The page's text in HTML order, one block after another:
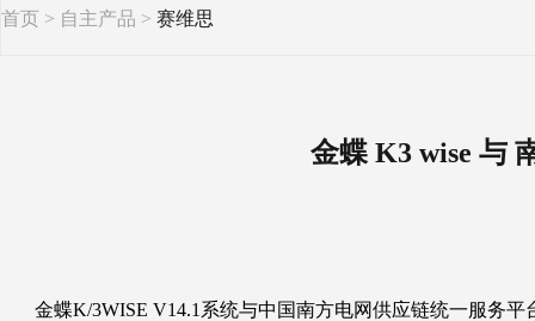
首页 > 自主产品 > 赛维思
金蝶 K3 wise 与
金蝶K/3WISE V14.1系统与中国南方电网供应链统一服务平